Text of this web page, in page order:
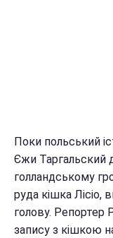
Поки польський
Єжи Таргальский
голландському
руда кішка Лісіо,
голову. Репортер
запису з кішкою